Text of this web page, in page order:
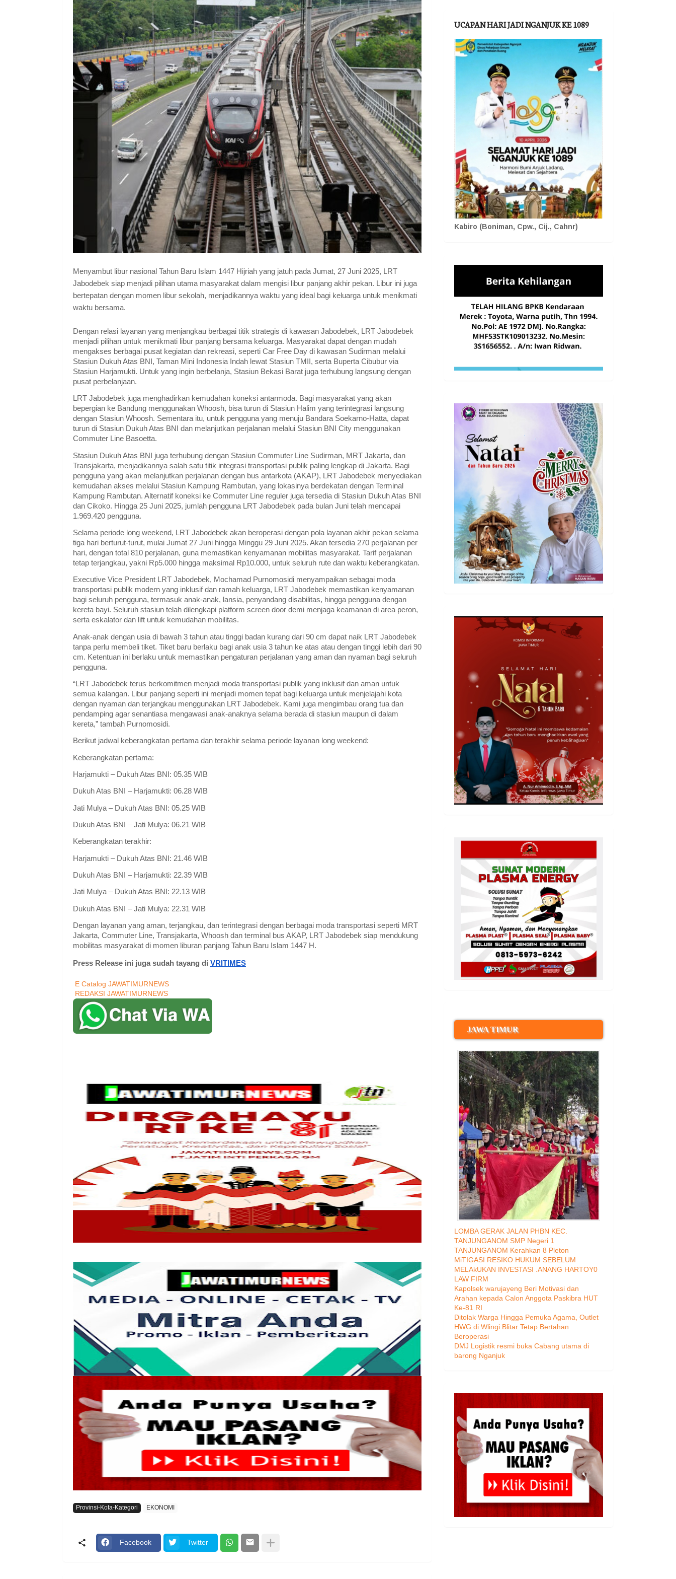
Menyambut libur nasional Tahun Baru Islam 1447 Hijriah yang jatuh pada Jumat, 27 Juni 2025, LRT
Jabodebek siap menjadi pilihan utama masyarakat dalam mengisi libur panjang akhir pekan. Libur ini juga
bertepatan dengan momen libur sekolah, menjadikannya waktu yang ideal bagi keluarga untuk menikmati
waktu bersama.
Dengan relasi layanan yang menjangkau berbagai titik strategis di kawasan Jabodebek, LRT Jabodebek
menjadi pilihan untuk menikmati libur panjang bersama keluarga. Masyarakat dapat dengan mudah
mengakses berbagai pusat kegiatan dan rekreasi, seperti Car Free Day di kawasan Sudirman melalui
Stasiun Dukuh Atas BNI, Taman Mini Indonesia Indah lewat Stasiun TMII, serta Buperta Cibubur via
Stasiun Harjamukti. Untuk yang ingin berbelanja, Stasiun Bekasi Barat juga terhubung langsung dengan
pusat perbelanjaan.
LRT Jabodebek juga menghadirkan kemudahan koneksi antarmoda. Bagi masyarakat yang akan
bepergian ke Bandung menggunakan Whoosh, bisa turun di Stasiun Halim yang terintegrasi langsung
dengan Stasiun Whoosh. Sementara itu, untuk pengguna yang menuju Bandara Soekarno-Hatta, dapat
turun di Stasiun Dukuh Atas BNI dan melanjutkan perjalanan melalui Stasiun BNI City menggunakan
Commuter Line Basoetta.
Stasiun Dukuh Atas BNI juga terhubung dengan Stasiun Commuter Line Sudirman, MRT Jakarta, dan
Transjakarta, menjadikannya salah satu titik integrasi transportasi publik paling lengkap di Jakarta. Bagi
pengguna yang akan melanjutkan perjalanan dengan bus antarkota (AKAP), LRT Jabodebek menyediakan
kemudahan akses melalui Stasiun Kampung Rambutan, yang lokasinya berdekatan dengan Terminal
Kampung Rambutan. Alternatif koneksi ke Commuter Line reguler juga tersedia di Stasiun Dukuh Atas BNI
dan Cikoko. Hingga 25 Juni 2025, jumlah pengguna LRT Jabodebek pada bulan Juni telah mencapai
1.969.420 pengguna.
Selama periode long weekend, LRT Jabodebek akan beroperasi dengan pola layanan akhir pekan selama
tiga hari berturut-turut, mulai Jumat 27 Juni hingga Minggu 29 Juni 2025. Akan tersedia 270 perjalanan per
hari, dengan total 810 perjalanan, guna memastikan kenyamanan mobilitas masyarakat. Tarif perjalanan
tetap terjangkau, yakni Rp5.000 hingga maksimal Rp10.000, untuk seluruh rute dan waktu keberangkatan.
Executive Vice President LRT Jabodebek, Mochamad Purnomosidi menyampaikan sebagai moda
transportasi publik modern yang inklusif dan ramah keluarga, LRT Jabodebek memastikan kenyamanan
bagi seluruh pengguna, termasuk anak-anak, lansia, penyandang disabilitas, hingga pengguna dengan
kereta bayi. Seluruh stasiun telah dilengkapi platform screen door demi menjaga keamanan di area peron,
serta eskalator dan lift untuk kemudahan mobilitas.
Anak-anak dengan usia di bawah 3 tahun atau tinggi badan kurang dari 90 cm dapat naik LRT Jabodebek
tanpa perlu membeli tiket. Tiket baru berlaku bagi anak usia 3 tahun ke atas atau dengan tinggi lebih dari 90
cm. Ketentuan ini berlaku untuk memastikan pengaturan perjalanan yang aman dan nyaman bagi seluruh
pengguna.
“LRT Jabodebek terus berkomitmen menjadi moda transportasi publik yang inklusif dan aman untuk
semua kalangan. Libur panjang seperti ini menjadi momen tepat bagi keluarga untuk menjelajahi kota
dengan nyaman dan terjangkau menggunakan LRT Jabodebek. Kami juga mengimbau orang tua dan
pendamping agar senantiasa mengawasi anak-anaknya selama berada di stasiun maupun di dalam
kereta,” tambah Purnomosidi.
Berikut jadwal keberangkatan pertama dan terakhir selama periode layanan long weekend:
Keberangkatan pertama:
Harjamukti – Dukuh Atas BNI: 05.35 WIB
Dukuh Atas BNI – Harjamukti: 06.28 WIB
Jati Mulya – Dukuh Atas BNI: 05.25 WIB
Dukuh Atas BNI – Jati Mulya: 06.21 WIB
Keberangkatan terakhir:
Harjamukti – Dukuh Atas BNI: 21.46 WIB
Dukuh Atas BNI – Harjamukti: 22.39 WIB
Jati Mulya – Dukuh Atas BNI: 22.13 WIB
Dukuh Atas BNI – Jati Mulya: 22.31 WIB
Dengan layanan yang aman, terjangkau, dan terintegrasi dengan berbagai moda transportasi seperti MRT
Jakarta, Commuter Line, Transjakarta, Whoosh dan terminal bus AKAP, LRT Jabodebek siap mendukung
mobilitas masyarakat di momen liburan panjang Tahun Baru Islam 1447 H.
Press Release ini juga sudah tayang di VRITIMES
E Catalog JAWATIMURNEWS
REDAKSI JAWATIMURNEWS
Provinsi-Kota-Kategori EKONOMI
Facebook Twitter
UCAPAN HARI JADI NGANJUK KE 1089
Kabiro (Boniman, Cpw., Cij., Cahnr)
JAWA TIMUR
LOMBA GERAK JALAN PHBN KEC.
TANJUNGANOM SMP Negeri 1
TANJUNGANOM Kerahkan 8 Pleton
MiTIGASI RESIKO HUKUM SEBELUM
MELAkUKAN INVESTASI .ANANG HARTOY0
LAW FIRM
Kapolsek warujayeng Beri Motivasi dan
Arahan kepada Calon Anggota Paskibra HUT
Ke-81 RI
Ditolak Warga Hingga Pemuka Agama, Outlet
HWG di Wlingi Blitar Tetap Bertahan
Beroperasi
DMJ Logistik resmi buka Cabang utama di
barong Nganjuk